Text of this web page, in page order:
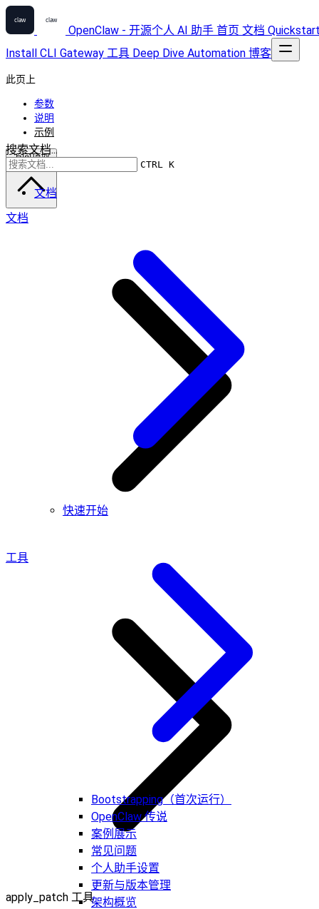
OpenClaw - 开源个人 AI 助手 首页 文档
Install CLI Gateway 工具 Deep Dive Automation 博客
搜索文档...
CTRL K
文档
快速开始
Bootstrapping（首次运行）
OpenClaw 传说
案例展示
常见问题
个人助手设置
更新与版本管理
架构概览
此页上
参数
说明
示例
返回顶部
文档
工具
apply_patch 工具